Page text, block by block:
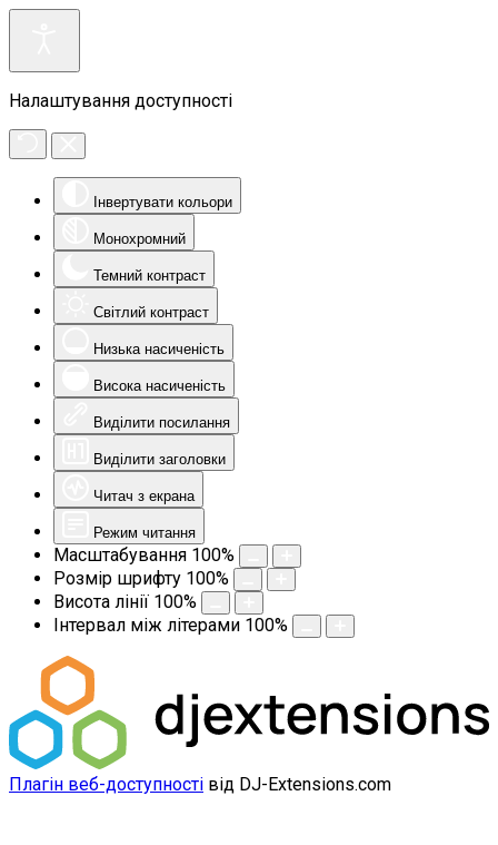
Налаштування доступності
Інвертувати кольори
Монохромний
Темний контраст
Світлий контраст
Низька насиченість
Висока насиченість
Виділити посилання
Виділити заголовки
Читач з екрана
Режим читання
Масштабування 100%
Розмір шрифту 100%
Висота лінії 100%
Інтервал між літерами 100%
Плагін веб-доступності від DJ-Extensions.com